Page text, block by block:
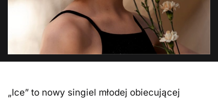
„Ice” to nowy singiel młodej obiecującej